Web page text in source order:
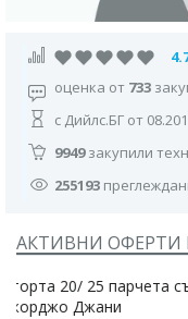
оценка от 733
с Дийлс.БГ от
9949закупили
255193
АКТИВНИ
Торта за феновете
Сладкарница